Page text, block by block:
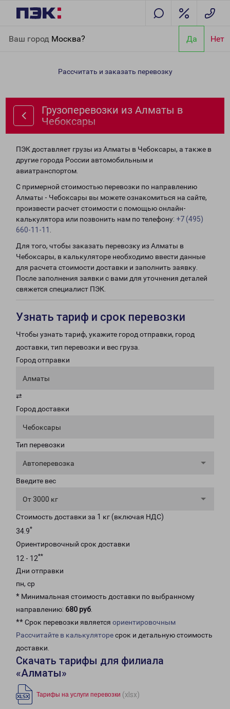
Ваш город Москва? Да Нет
Чебоксары
Рассчитать и заказать перевозку
Грузоперевозки из Алматы в
Чебоксары
ПЭК доставляет грузы из Алматы в Чебоксары, а также в
другие города России автомобильным и
авиатранспортом.
С примерной стоимостью перевозки по направлению
Алматы - Чебоксары вы можете ознакомиться на сайте,
произвести расчет стоимости с помощью онлайн-
калькулятора или позвонить нам по телефону: +7 (495)
660-11-11
Для того, чтобы заказать перевозку из Алматы в
Чебоксары, в калькуляторе необходимо ввести данные
для расчета стоимости доставки и заполнить заявку.
После заполнения заявки с вами для уточнения деталей
свяжется специалист ПЭК.
Узнать тариф и срок перевозки
Чтобы узнать тариф, укажите город отправки, город
доставки, тип перевозки и вес груза.
Город отправки
Алматы
⇄
Город доставки
Чебоксары
Тип перевозки
Автоперевозка
Введите вес
От 3000 кг
Стоимость доставки за 1 кг (включая НДС)
34.9*
Ориентировочный срок доставки
12 - 12**
Дни отправки
пн, ср
* Минимальная стоимость доставки по выбранному
направлению: 680 руб.
** Срок перевозки является ориентировочным
Рассчитайте в калькуляторесрок и детальную стоимость
доставки.
Скачать тарифы для филиала
«Алматы»
Тарифы на услуги перевозки (xlsx)